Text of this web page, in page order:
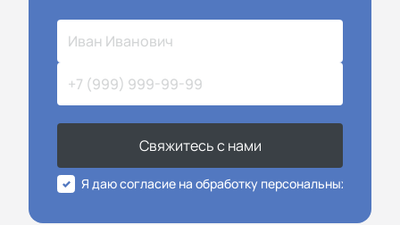
Свяжитесь с нами
Я даю согласие на обработку персональных